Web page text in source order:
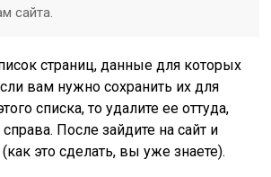
сайта.
страниц, данные для которых
вам нужно сохранить их для
списка, то удалите ее оттуда,
После зайдите на сайт и
это сделать, вы уже знаете).